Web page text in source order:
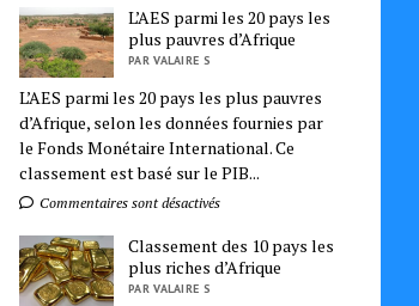
L’AES parmi les 20 pays les
plus pauvres d’Afrique
PAR VALAIRE S
L’AES parmi les 20 pays les plus pauvres
d’Afrique, selon les données fournies par
le Fonds Monétaire International. Ce
classement est basé sur le PIB...
Commentaires sont désactivés
Classement des 10 pays les
plus riches d’Afrique
PAR VALAIRE S